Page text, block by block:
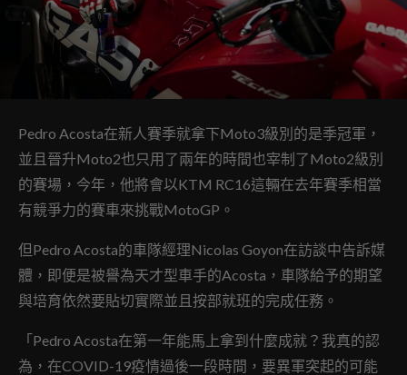
Pedro Acosta在新人賽季就拿下Moto3級別的是季冠軍，
並且晉升Moto2也只用了兩年的時間也宰制了Moto2級別
的賽場，今年，他將會以KTM RC16這輛在去年賽季相當
有競爭力的賽車來挑戰MotoGP。
但Pedro Acosta的車隊經理Nicolas Goyon在訪談中告訴媒
體，即便是被譽為天才型車手的Acosta，車隊給予的期望
與培育依然要貼切實際並且按部就班的完成任務。
「Pedro Acosta在第一年能馬上拿到什麼成就？我真的認
為，在COVID-19疫情過後一段時間，要異軍突起的可能